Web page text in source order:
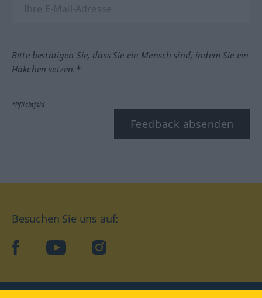
Bitte bestätigen Sie, dass Sie ein Mensch sind, indem Sie ein
Häkchen setzen.*
*Pflichtfeld
Feedback absenden
Besuchen Sie uns auf:
facebookYouTube Instagram